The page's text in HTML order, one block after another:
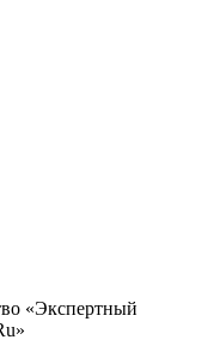
«Экспертный